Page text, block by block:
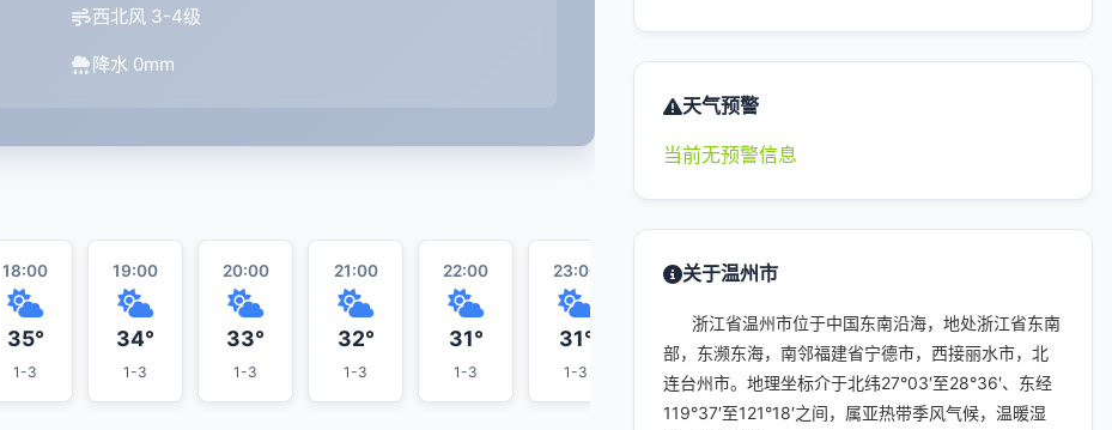
西北风 3-4级
降水 0mm
18:00
35°
1-3
19:00
34°
1-3
20:00
33°
1-3
21:00
32°
1-3
22:00
31°
1-3
23:00
31°
1-3
00:00
31°
1-3
01:00
30°
1-3
29°
1-3
30°
1-3
天气预警
当前无预警信息
关于温州市
浙江省温州市位于中国东南沿海，地处浙江省东南
部，东濒东海，南邻福建省宁德市，西接丽水市，北
连台州市。地理坐标介于北纬27°03′至28°36′、东经
119°37′至121°18′之间，属亚热带季风气候，温暖湿